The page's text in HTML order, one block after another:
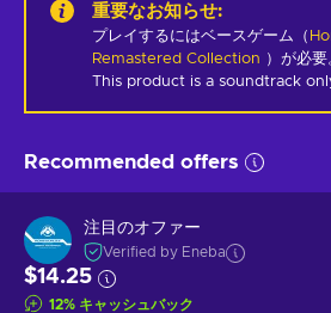
重要なお知らせ:
プレイするにはベースゲーム（
Remastered Collection ）が必要
This product is a soundtrack
Recommended offers
注目のオファー
Verified by Eneba
$14.25
12% キャッシュバック